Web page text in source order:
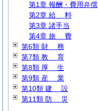
第1章 報酬・費用弁償
第2章 給 料
第3章 諸手当
第4章 旅 費
第6類 財 務
第7類 教 育
第8類 厚 生
第9類 産 業
第10類 建 設
第11類 防 災